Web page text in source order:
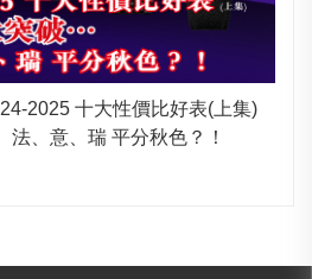
法、意、瑞 平分秋色？！